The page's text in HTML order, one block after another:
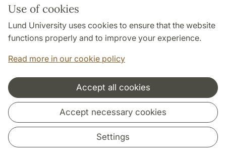
Use of cookies
Lund University uses cookies to ensure that the website
functions properly and to improve your experience.
Read more in our cookie policy
Accept all cookies
Accept necessary cookies
Settings
About this website and cookies
Privacy policy
Accessibility
Cooperation and network